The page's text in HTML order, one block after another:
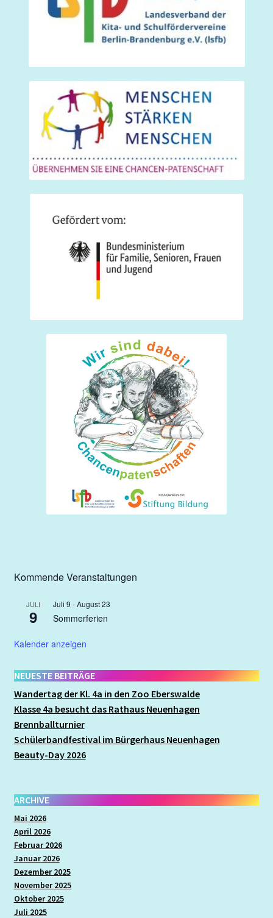
Schulleitung
Kommende Veranstaltungen
JULI
9
Juli 9 -August 23
Sommerferien
Kalender anzeigen
NEUESTE BEITRÄGE
Wandertag der Kl. 4a in den Zoo Eberswalde
Klasse 4a besucht das Rathaus Neuenhagen
Brennballturnier
Schülerbandfestival im Bürgerhaus Neuenhagen
Beauty-Day 2026
ARCHIVE
Mai 2026
April 2026
Februar 2026
Januar 2026
Dezember 2025
November 2025
Oktober 2025
Juli 2025